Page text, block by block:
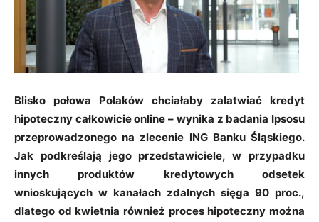
Blisko połowa Polaków chciałaby załatwiać kredyt
hipoteczny całkowicie online – wynika z badania Ipsosu
przeprowadzonego na zlecenie ING Banku Śląskiego.
Jak podkreślają jego przedstawiciele, w przypadku
innych produktów kredytowych odsetek
wnioskujących w kanałach zdalnych sięga 90 proc.,
dlatego od kwietnia również proces hipoteczny można